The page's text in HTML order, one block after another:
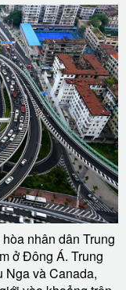
nhân dân Trung
ở Đông Á. Trung
Nga và Canada,